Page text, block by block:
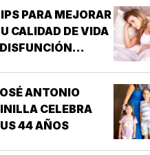
PARA MEJORAR
CALIDAD DE VIDA
| DISFUNCIÓN
LOS
QUE
ANTONIO
CELEBRA
44 AÑOS